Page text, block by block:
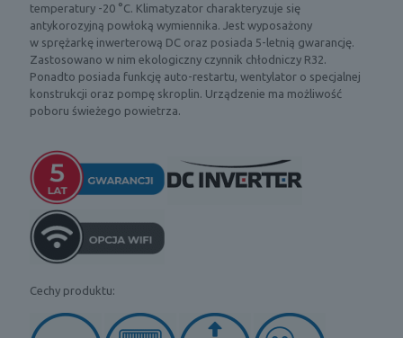
temperatury -20 °C. Klimatyzator charakteryzuje się
antykorozyjną powłoką wymiennika. Jest wyposażony
w sprężarkę inwerterową DC oraz posiada 5-letnią gwarancję.
Zastosowano w nim ekologiczny czynnik chłodniczy R32.
Ponadto posiada funkcję auto-restartu, wentylator o specjalnej
konstrukcji oraz pompę skroplin. Urządzenie ma możliwość
poboru świeżego powietrza.
Cechy produktu: